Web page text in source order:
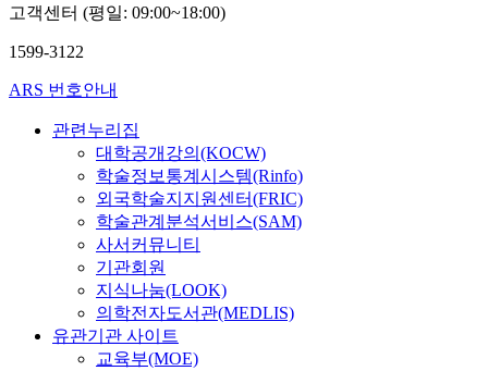
고객센터 (평일: 09:00~18:00)
1599-3122
ARS 번호안내
관련누리집
대학공개강의(KOCW)
학술정보통계시스템(Rinfo)
외국학술지지원센터(FRIC)
학술관계분석서비스(SAM)
사서커뮤니티
기관회원
지식나눔(LOOK)
의학전자도서관(MEDLIS)
유관기관 사이트
교육부(MOE)